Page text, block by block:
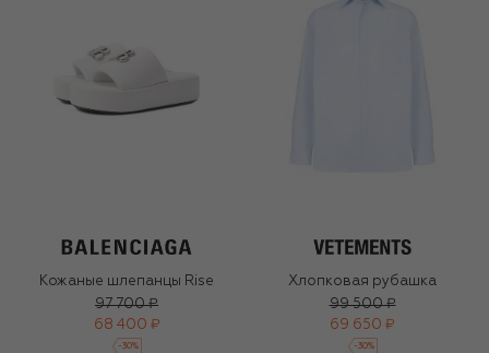
Кожаные шлепанцы Rise
97 700 ₽
68 400 ₽
-30%
Хлопковая рубашка
99 500 ₽
69 650 ₽
-30%